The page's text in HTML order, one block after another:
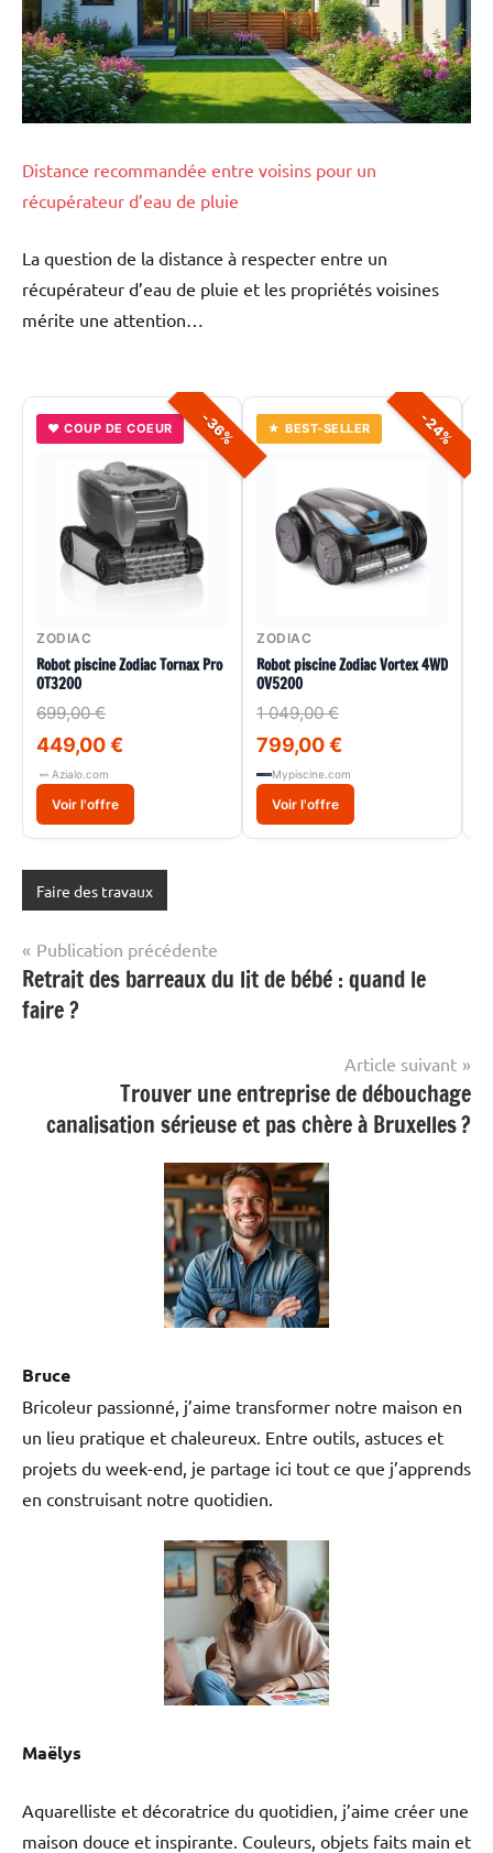
Distance recommandée entre voisins pour un
récupérateur d’eau de pluie
La question de la distance à respecter entre un
récupérateur d’eau de pluie et les propriétés voisines
mérite une attention…
♥ COUP DE COEUR -36%
ZODIAC
Robot piscine Zodiac Tornax Pro
OT3200
699,00 €
449,00 €
Azialo.com
Voir l'offre
★ BEST-SELLER -24%
ZODIAC
Robot piscine Zodiac Vortex 4WD
OV5200
1 049,00 €
799,00 €
Mypiscine.com
Voir l'offre
Faire des travaux
Navigation
de
l’article
Publication précédente
Retrait des barreaux du lit de bébé : quand le
faire ?
Article suivant
Trouver une entreprise de débouchage
canalisation sérieuse et pas chère à Bruxelles ?
Bruce
Bricoleur passionné, j’aime transformer notre maison en
un lieu pratique et chaleureux. Entre outils, astuces et
projets du week-end, je partage ici tout ce que j’apprends
en construisant notre quotidien.
Maëlys
Aquarelliste et décoratrice du quotidien, j’aime créer une
maison douce et inspirante. Couleurs, objets faits main et